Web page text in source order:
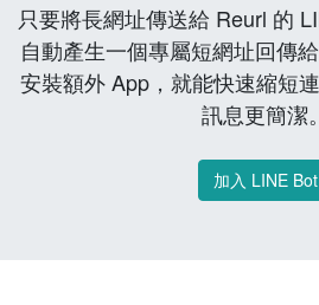
只要將長網址傳送給 Reurl 的
自動產生一個專屬短網址回傳
安裝額外 App，就能快速縮短
訊息更簡潔。
加入 LINE Bot